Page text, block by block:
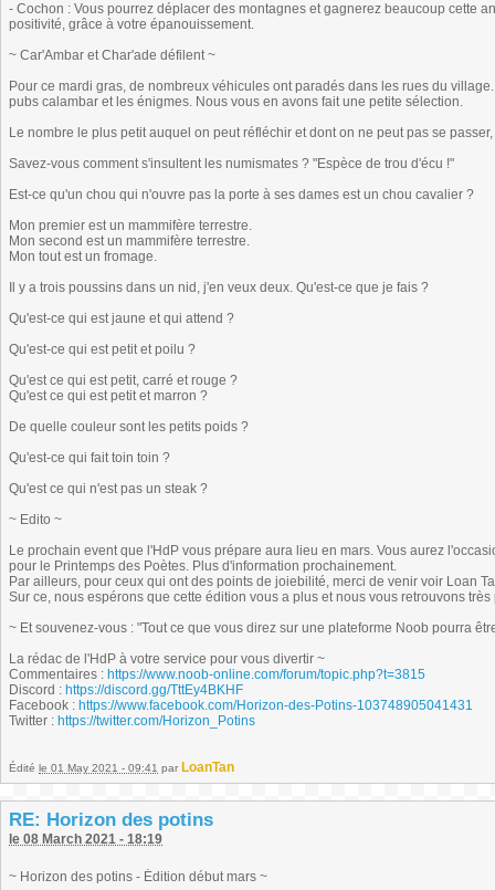
- Cochon : Vous pourrez déplacer des montagnes et gagnerez beaucoup cette
positivité, grâce à votre épanouissement.
~ Car'Ambar et Char'ade défilent ~
Pour ce mardi gras, de nombreux véhicules ont paradés dans les rues du
pubs calambar et les énigmes. Nous vous en avons fait une petite sélection.
Le nombre le plus petit auquel on peut réfléchir et dont on ne peut pas se
Savez-vous comment s'insultent les numismates ? "Espèce de trou d'écu !"
Est-ce qu'un chou qui n'ouvre pas la porte à ses dames est un chou cavalier ?
Mon premier est un mammifère terrestre.
Mon second est un mammifère terrestre.
Mon tout est un fromage.
Il y a trois poussins dans un nid, j'en veux deux. Qu'est-ce que je fais ?
Qu'est-ce qui est jaune et qui attend ?
Qu'est-ce qui est petit et poilu ?
Qu'est ce qui est petit, carré et rouge ?
Qu'est ce qui est petit et marron ?
De quelle couleur sont les petits poids ?
Qu'est-ce qui fait toin toin ?
Qu'est ce qui n'est pas un steak ?
~ Edito ~
Le prochain event que l'HdP vous prépare aura lieu en mars. Vous aurez
pour le Printemps des Poètes. Plus d'information prochainement.
Par ailleurs, pour ceux qui ont des points de joiebilité, merci de venir voir Loan
Sur ce, nous espérons que cette édition vous a plus et nous vous retrouvons
~ Et souvenez-vous : "Tout ce que vous direz sur une plateforme Noob pourra
La rédac de l'HdP à votre service pour vous divertir ~
Commentaires : https://www.noob-online.com/forum/topic.php?t=3815
Discord : https://discord.gg/TttEy4BKHF
Facebook : https://www.facebook.com/Horizon-des-Potins-103748905041431
Twitter : https://twitter.com/Horizon_Potins
Édité le 01 May 2021 - 09:41 par LoanTan
RE: Horizon des potins
le 08 March 2021 - 18:19
~ Horizon des potins - Édition début mars ~